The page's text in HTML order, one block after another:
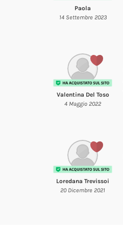
Paola
14 Settembre 2023
Valentina Del Toso
4 Maggio 2022
Loredana Trevissoi
20 Dicembre 2021